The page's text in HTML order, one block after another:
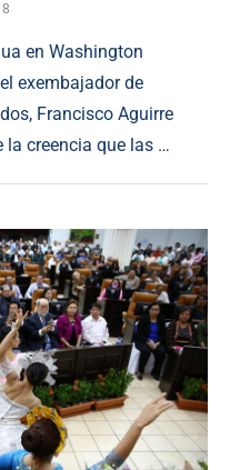
en Washington
exembajador de
Francisco Aguirre
la creencia que las …